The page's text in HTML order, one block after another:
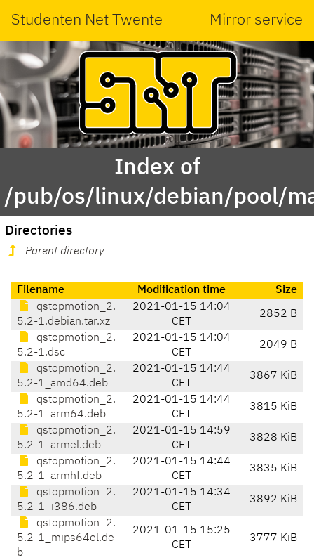
Studenten Net Twente Mirror service
Index of
/pub/os/linux/debian/pool/
Directories
Parent directory
Filename Modification time
Size
qstopmotion_2.
5.2-1.debian.tar.xz
2021-01-15 14:04
CET
2852 B
qstopmotion_2.
5.2-1.dsc
2021-01-15 14:04
CET
2049 B
qstopmotion_2.
5.2-1_amd64.deb
2021-01-15 14:44
CET
3867 KiB
qstopmotion_2.
5.2-1_arm64.deb
2021-01-15 14:44
CET
3815 KiB
qstopmotion_2.
5.2-1_armel.deb
2021-01-15 14:59
CET
3828 KiB
qstopmotion_2.
5.2-1_armhf.deb
2021-01-15 14:44
CET
3835 KiB
qstopmotion_2.
5.2-1_i386.deb
2021-01-15 14:34
CET
3892 KiB
qstopmotion_2.
5.2-1_mips64el.de
b
2021-01-15 15:25
CET
3777 KiB